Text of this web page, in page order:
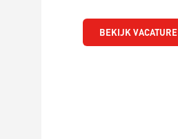
BEKIJK VACATURE